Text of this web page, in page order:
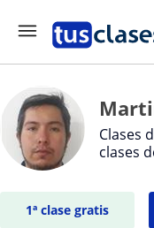
Clases
clases
1ª clase gratis